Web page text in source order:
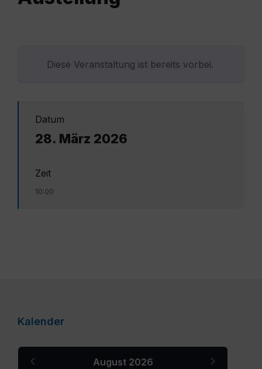
Diese Veranstaltung ist bereits vorbei.
Datum
28. März 2026
Zeit
10:00
Kalender
August 2026